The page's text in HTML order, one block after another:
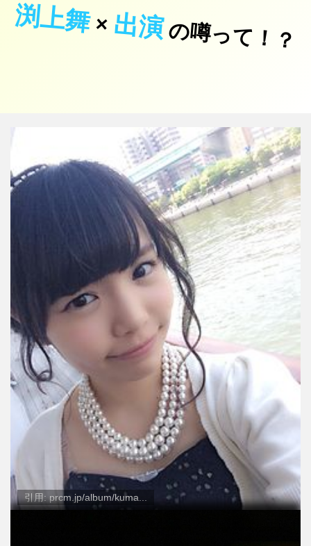
渕上舞×出演の噂って！？
引用: prcm.jp/album/kuma...